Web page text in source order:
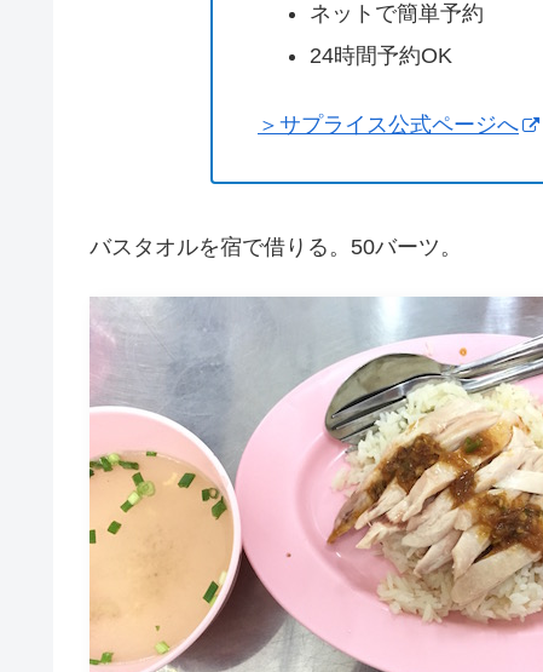
ネットで簡単予約
24時間予約OK
＞サプライス公式ページへ
バスタオルを宿で借りる。50バーツ。